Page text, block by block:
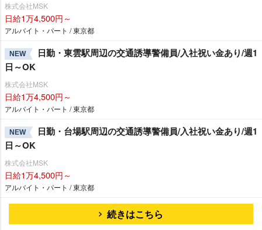
株式会社MSK
日給1万4,500円～
アルバイト・パート / 東京都
NEW
日勤・東雲駅周辺の交通誘導警備員/入社祝い金あり/週1
日～OK
株式会社MSK
日給1万4,500円～
アルバイト・パート / 東京都
NEW
日勤・台場駅周辺の交通誘導警備員/入社祝い金あり/週1
日～OK
株式会社MSK
日給1万4,500円～
アルバイト・パート / 東京都
続きはこちら